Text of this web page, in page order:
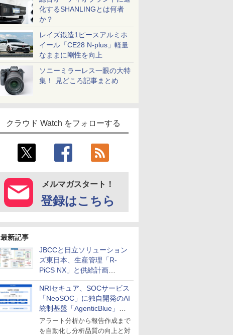
化するSHANLINGとは何者
か？
レイズ鍛造1ピースアルミホ
イール「CE28 N-plus」軽量
なままに剛性を向上
ソニーミラーレス一眼の大特
集！ 見どころ記事まとめ
クラウド Watch をフォローする
メルマガスタート！
登録はこちら
最新記事
JBCCと日立ソリューション
ズ東日本、生産管理「R-
PiCS NX」と供給計画
「scSQUARE ISP」の連携サ
ービスを提供開始
NRIセキュア、SOCサービス
「NeoSOC」に独自開発のAI
統制基盤「AgenticBlue」を
導入
アラート分析から報告作成まで
を自動化し分析品質の向上と対